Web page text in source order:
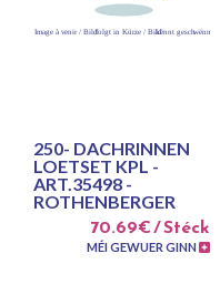
250- DACHRINNEN
LOETSET KPL -
ART.35498 -
ROTHENBERGER
70.69€ / Stéck
MÉI GEWUER GINN